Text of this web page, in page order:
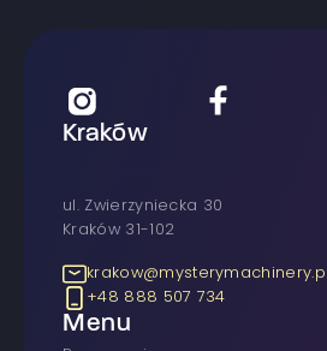
Kraków
ul. Zwierzyniecka 30
Kraków 31-102
krakow@mysterymachinery.pl
+48 888 507 734
Menu